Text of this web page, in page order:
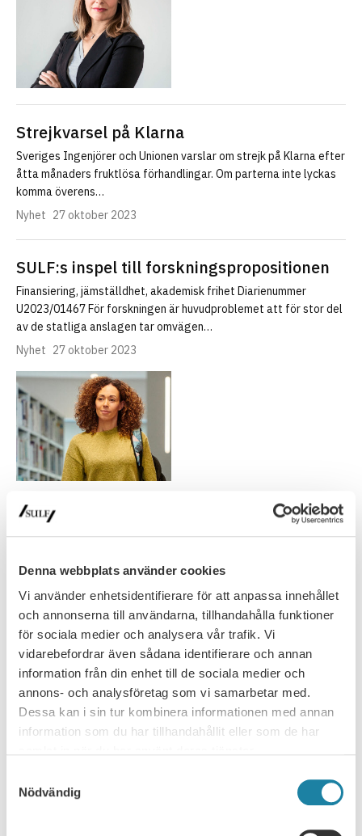
Denna webbplats använder cookies
Vi använder enhetsidentifierare för att anpassa innehållet
och annonserna till användarna, tillhandahålla funktioner
för sociala medier och analysera vår trafik. Vi
vidarebefordrar även sådana identifierare och annan
information från din enhet till de sociala medier och
annons- och analysföretag som vi samarbetar med.
Dessa kan i sin tur kombinera informationen med annan
information som du har tillhandahållit eller som de har
Nödvändig
Strejkvarsel på Klarna
Sveriges Ingenjörer och Unionen varslar om strejk på Klarna efter
åtta månaders fruktlösa förhandlingar. Om parterna inte lyckas
komma överens…
Nyhet 27 oktober 2023
SULF:s inspel till forskningspropositionen
Finansiering, jämställdhet, akademisk frihet Diarienummer
U2023/01467 För forskningen är huvudproblemet att för stor del
av de statliga anslagen tar omvägen…
Nyhet 27 oktober 2023
Utländska forskare är viktiga för
Tidningen Näringslivet lyfter SULF:s debattartikel i Dagens
Industri. Utländska forskare är viktiga för näringslivet
SULF i medierna 24 oktober 2023
Debatt: Varför vill Tidö-regeringen inte
attrahera utländska talanger?
Sanna Wolk i Dagens Industri: ”Ett år in i Tidö-avtalet så händer
fortfarande inget för att stärka svensk forskning och…